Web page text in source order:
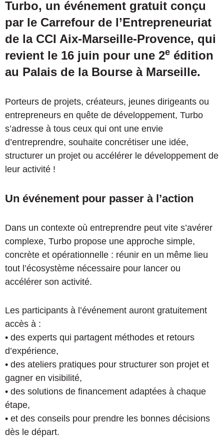
Turbo, un événement gratuit conçu
par le Carrefour de l’Entrepreneuriat
de la CCI Aix-Marseille-Provence, qui
revient le 16 juin pour une 2e édition
au Palais de la Bourse à Marseille.
Porteurs de projets, créateurs, jeunes dirigeants ou
entrepreneurs en quête de développement, Turbo
s’adresse à tous ceux qui ont une envie
d’entreprendre, souhaite concrétiser une idée,
structurer un projet ou accélérer le développement de
leur activité !
Un événement pour passer à l’action
Dans un contexte où entreprendre peut vite s’avérer
complexe, Turbo propose une approche simple,
concrète et opérationnelle : réunir en un même lieu
tout l’écosystème nécessaire pour lancer ou
accélérer son activité.
Les participants à l’événement auront gratuitement
accès à :
• des experts qui partagent méthodes et retours
d’expérience,
• des ateliers pratiques pour structurer son projet et
gagner en visibilité,
• des solutions de financement adaptées à chaque
étape,
• et des conseils pour prendre les bonnes décisions
dès le départ.